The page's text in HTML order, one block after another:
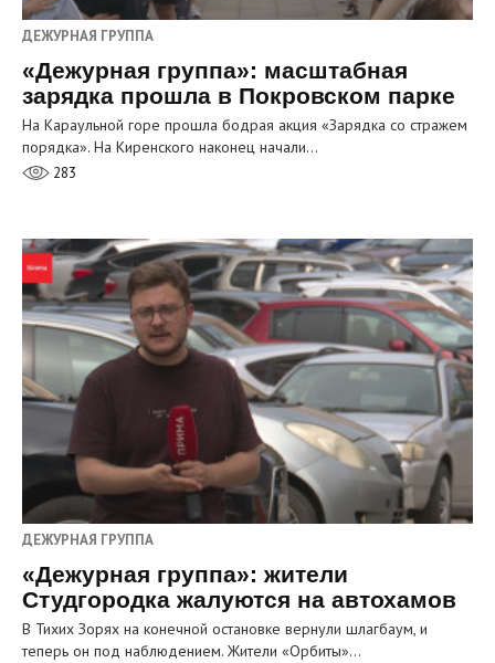
ДЕЖУРНАЯ ГРУППА
«Дежурная группа»: масштабная
зарядка прошла в Покровском парке
На Караульной горе прошла бодрая акция «Зарядка со стражем
порядка». На Киренского наконец начали…
283
ДЕЖУРНАЯ ГРУППА
«Дежурная группа»: жители
Студгородка жалуются на автохамов
В Тихих Зорях на конечной остановке вернули шлагбаум, и
теперь он под наблюдением. Жители «Орбиты»…